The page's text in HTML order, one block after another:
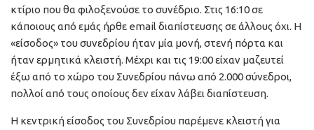
κτίριο που θα φιλοξενούσε το συνέδριο. Στις 16:10 σε
κάποιους από εμάς ήρθε email διαπίστευσης σε άλλους όχι. Η
«είσοδος» του συνεδρίου ήταν μία μονή, στενή πόρτα και
ήταν ερμητικά κλειστή. Μέχρι και τις 19:00 είχαν μαζευτεί
έξω από το χώρο του Συνεδρίου πάνω από 2.000 σύνεδροι,
πολλοί από τους οποίους δεν είχαν λάβει διαπίστευση.
Η κεντρική είσοδος του Συνεδρίου παρέμενε κλειστή για